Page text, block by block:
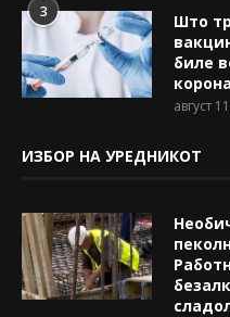
3
Што
биле
август
ИЗБОР НА УРЕДНИКОТ